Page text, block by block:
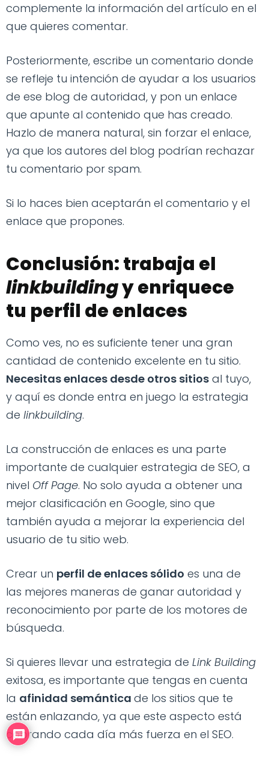
complemente la información del artículo en el
que quieres comentar.
Posteriormente, escribe un comentario donde
se refleje tu intención de ayudar a los usuarios
de ese blog de autoridad, y pon un enlace
que apunte al contenido que has creado.
Hazlo de manera natural, sin forzar el enlace,
ya que los autores del blog podrían rechazar
tu comentario por spam.
Si lo haces bien aceptarán el comentario y el
enlace que propones.
Conclusión: trabaja el
linkbuildingy enriquece
tu perfil de enlaces
Como ves, no es suficiente tener una gran
cantidad de contenido excelente en tu sitio.
Necesitas enlaces desde otros sitios al tuyo,
y aquí es donde entra en juego la estrategia
de linkbuilding.
La construcción de enlaces es una parte
importante de cualquier estrategia de SEO, a
nivel Off Page. No solo ayuda a obtener una
mejor clasificación en Google, sino que
también ayuda a mejorar la experiencia del
usuario de tu sitio web.
Crear un perfil de enlaces sólido es una de
las mejores maneras de ganar autoridad y
reconocimiento por parte de los motores de
búsqueda.
Si quieres llevar una estrategia de Link Building
exitosa, es importante que tengas en cuenta
la afinidad semántica de los sitios que te
están enlazando, ya que este aspecto está
cobrando cada día más fuerza en el SEO.